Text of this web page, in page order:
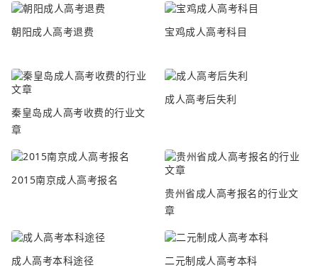
朝阳成人高考退费 宝鸡成人高考科目
秦皇岛成人高考收费的行业文
章
成人高考后失利
2015南京成人高考报名
贵州省成人高考报名的行业文
章
成人高考本科途径 二元制成人高考本科